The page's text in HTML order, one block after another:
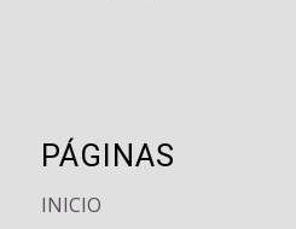
PÁGINAS
INICIO